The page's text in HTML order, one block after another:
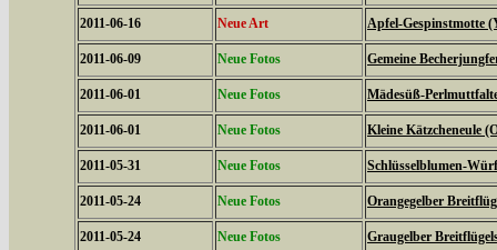
2011-06-16 Neue Art Apfel-Gespinstmotte
2011-06-09 Neue Fotos Gemeine
2011-06-01 Neue Fotos Mädesüß-
2011-06-01 Neue Fotos Kleine Kätzcheneule
2011-05-31 Neue Fotos Schlüsselblumen-
2011-05-24 Neue Fotos Orangegelber
2011-05-24 Neue Fotos Graugelber